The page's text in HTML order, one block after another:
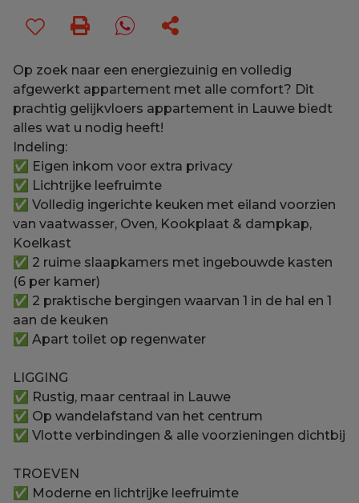
Op zoek naar een energiezuinig en volledig
afgewerkt appartement met alle comfort? Dit
prachtig gelijkvloers appartement in Lauwe biedt
alles wat u nodig heeft!
Indeling:
✅ Eigen inkom voor extra privacy
✅ Lichtrijke leefruimte
✅ Volledig ingerichte keuken met eiland voorzien
van vaatwasser, Oven, Kookplaat & dampkap,
Koelkast
✅ 2 ruime slaapkamers met ingebouwde kasten
(6 per kamer)
✅ 2 praktische bergingen waarvan 1 in de hal en 1
aan de keuken
✅ Apart toilet op regenwater
LIGGING
✅ Rustig, maar centraal in Lauwe
✅ Op wandelafstand van het centrum
✅ Vlotte verbindingen & alle voorzieningen dichtbij
TROEVEN
✅ Moderne en lichtrijke leefruimte